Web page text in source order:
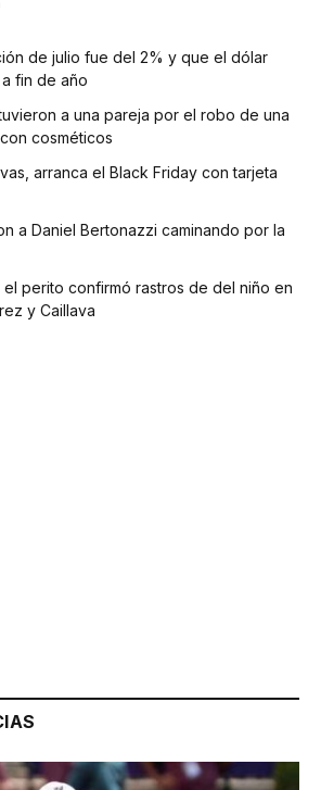
de julio fue del 2% y que el dólar
fin de año
a una pareja por el robo de una
cosméticos
arranca el Black Friday con tarjeta
a Daniel Bertonazzi caminando por la
el perito confirmó rastros de del niño en
y Caillava